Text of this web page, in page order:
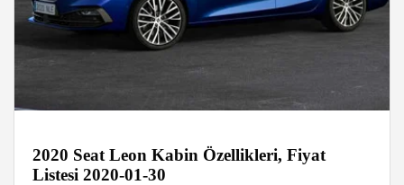
2020 Seat Leon Kabin Özellikleri, Fiyat
Listesi 2020-01-30